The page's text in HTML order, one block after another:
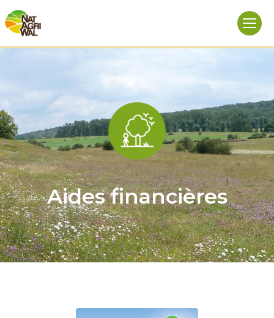
Aides financières